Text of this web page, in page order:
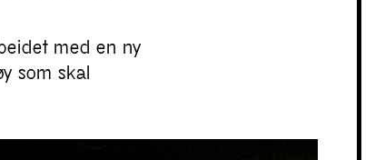
med en ny
som skal